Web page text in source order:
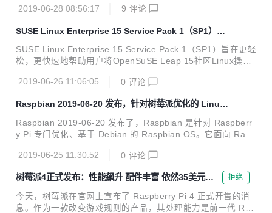
三类是迷你型的Slax。这么多个版本，你完全可以根据自己的
MB Slax 9.9.1 - 改进内容包括： Updated to most recent p
ackages from Debian stretch PXE boot from TFTP server
is up to 3 times faster now, using pa...
2019-06-28 08:56:17 9 评论
SUSE Linux Enterprise 15 Service Pack 1（SP1）发
布
SUSE Linux Enterprise 15 Service Pack 1（SP1）旨在更轻
松，更快速地帮助用户将OpenSuSE Leap 15社区Linux操作
系统，并在适用于ARM for IoT设备和64位ARM服务器的SUS
的SoC数量来优化HPC工作负载。 它还优化了工作负载，并
最大限度地减少了由第二代英特尔至强可扩展处理器和英特尔
Optane DC持久内存驱动的SUSE Linux Enterprise Se...
2019-06-26 11:06:05 0 评论
Raspbian 2019-06-20 发布，针对树莓派优化的 Linux
系统
Raspbian 2019-06-20 发布了，Raspbian 是针对 Raspberr
y Pi 专门优化、基于 Debian 的 Raspbian OS。它面向 Rasp
对浮点运算有更好的支持，能为用户带来更快的上网浏览体
验。另外在固件、核心、应用方面也都有了改进，而且据称它
是最适合普通用户使用的 OS。 2019-06-20: * Based on De
bian Buster * Support for Raspberry Pi 4 hardware * FKM
S OpenGL desktop graphics d...
2019-06-25 11:30:52 0 评论
树莓派4正式发布：性能飙升 配件丰富 依然35美元起
售
拒绝
今天，树莓派在官网上宣布了 Raspberry Pi 4 正式开售的消
息。作为一款改变游戏规则的产品，其处理能力是前一代 Ras